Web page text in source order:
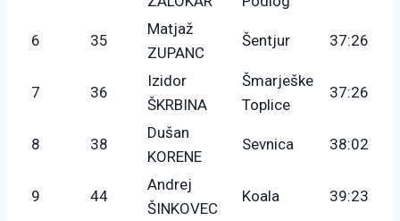
6 35
Matjaž
ZUPANC
Šentjur 37:26
7 36
Izidor
ŠKRBINA
Šmarješke
Toplice
37:26
8 38
Dušan
KORENE
Sevnica 38:02
9 44
Andrej
ŠINKOVEC
Koala 39:23